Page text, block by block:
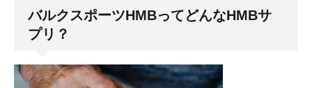
バルクスポーツHMBってどんなHMBサ
プリ？